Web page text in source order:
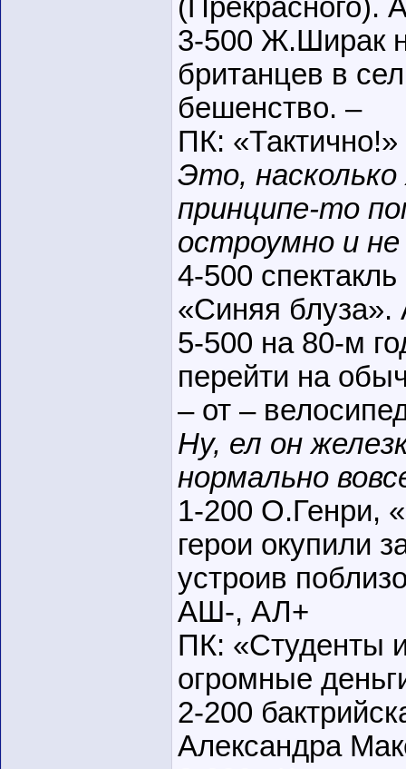
(Прекрасного).
3-500 Ж.Ширак
британцев в
бешенство. –
ПК: «Тактично!»
Это,
принципе-то
остроумно и
4-500
«Синяя блуза».
5-500 на 80-м
перейти на
– от –
Ну, ел он
нормально
1-200 О.Генри,
герои окупили
устроив
АШ-, АЛ+
ПК: «Студенты
огромные
2-200
Александра